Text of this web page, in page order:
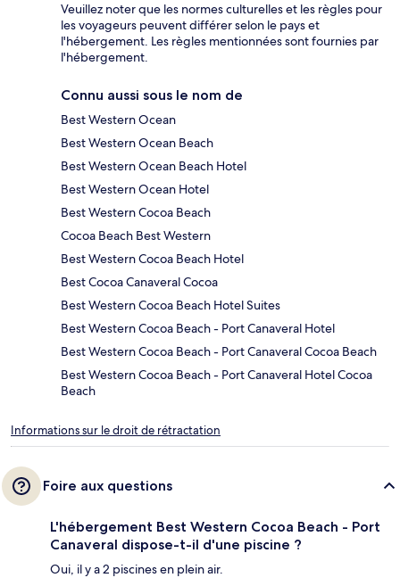
Veuillez noter que les normes culturelles et les règles pour
les voyageurs peuvent différer selon le pays et
l'hébergement. Les règles mentionnées sont fournies par
l'hébergement.
Connu aussi sous le nom de
Best Western Ocean
Best Western Ocean Beach
Best Western Ocean Beach Hotel
Best Western Ocean Hotel
Best Western Cocoa Beach
Cocoa Beach Best Western
Best Western Cocoa Beach Hotel
Best Cocoa Canaveral Cocoa
Best Western Cocoa Beach Hotel Suites
Best Western Cocoa Beach - Port Canaveral Hotel
Best Western Cocoa Beach - Port Canaveral Cocoa Beach
Best Western Cocoa Beach - Port Canaveral Hotel Cocoa
Beach
Informations sur le droit de rétractation
Foire aux questions
L'hébergement Best Western Cocoa Beach - Port
Canaveral dispose-t-il d'une piscine ?
Oui, il y a 2 piscines en plein air.